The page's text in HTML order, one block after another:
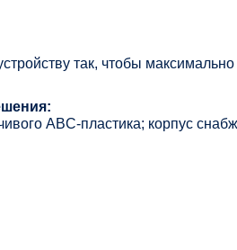
так, чтобы
ABC-пластика; корпус